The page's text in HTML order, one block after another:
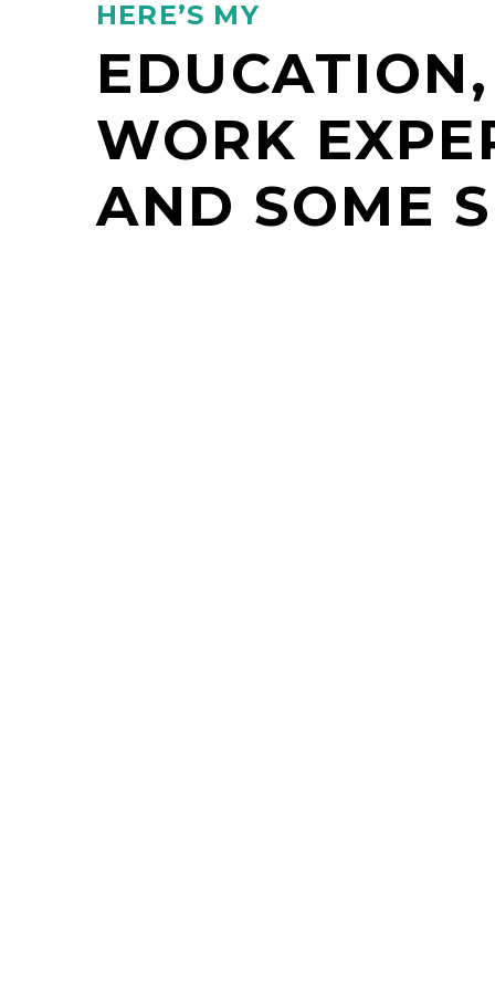
HERE’S MY
EDUCATION,
WORK
AND SOME